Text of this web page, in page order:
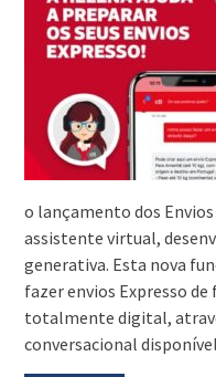
o lançamento dos Envios
assistente virtual,
generativa. Esta nova
fazer envios Expresso
totalmente digital,
conversacional